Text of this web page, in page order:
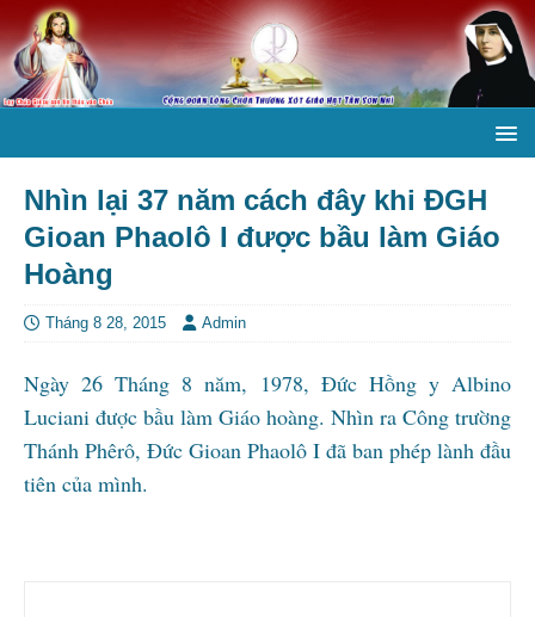
Nhìn lại 37 năm cách đây khi ĐGH
Gioan Phaolô I được bầu làm Giáo
Hoàng
Tháng 8 28, 2015 Admin
Ngày 26 Tháng 8 năm, 1978, Đức Hồng y Albino
Luciani được bầu làm Giáo hoàng. Nhìn ra Công trường
Thánh Phêrô, Đức Gioan Phaolô I đã ban phép lành đầu
tiên của mình.